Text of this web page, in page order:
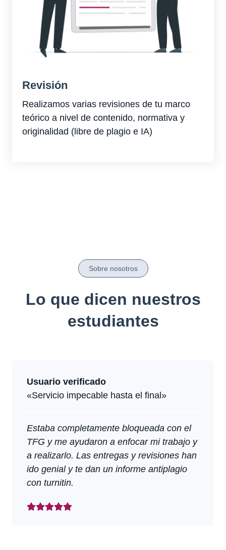
Revisión
Realizamos varias revisiones de tu marco
teórico a nivel de contenido, normativa y
originalidad (libre de plagio e IA)
Sobre nosotros
Lo que dicen nuestros
estudiantes
Usuario verificado
«Servicio impecable hasta el final»
Estaba completamente bloqueada con el
TFG y me ayudaron a enfocar mi trabajo y
a realizarlo. Las entregas y revisiones han
ido genial y te dan un informe antiplagio
con turnitin.